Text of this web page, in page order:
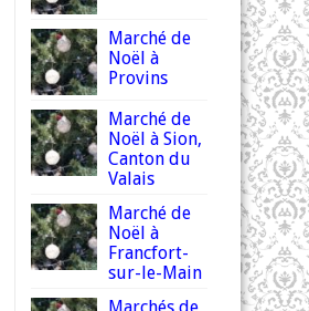
Marché de
Noël à
Provins
Marché de
Noël à Sion,
Canton du
Valais
Marché de
Noël à
Francfort-
sur-le-Main